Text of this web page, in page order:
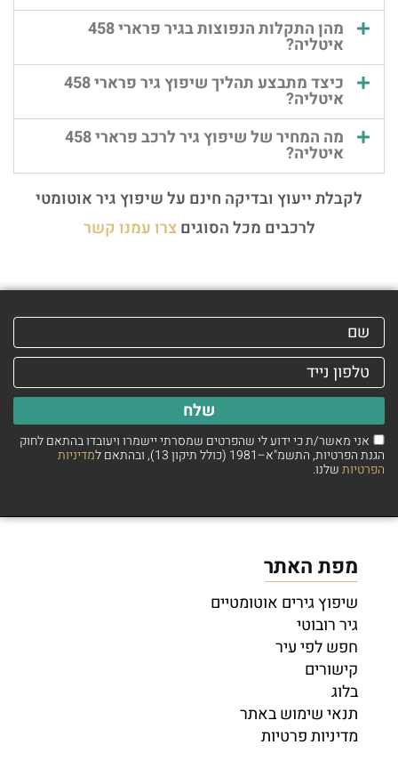
מהן התקלות הנפוצות בגיר פרארי 458
איטליה?
כיצד מתבצע תהליך שיפוץ גיר פרארי 458
איטליה?
מה המחיר של שיפוץ גיר לרכב פרארי 458
איטליה?
לקבלת ייעוץ ובדיקה חינם על שיפוץ גיר אוטומטי
לרכבים מכל הסוגים צרו עמנו קשר
אני מאשר/ת כי ידוע לי שהפרטים שמסרתי יישמרו ויעובדו בהתאם לחוק
הגנת הפרטיות, התשמ"א–1981 (כולל תיקון 13), ובהתאם ל מדיניות
הפרטיותשלנו.
שלח
מפת האתר
שיפוץ גירים אוטומטיים
גיר רובוטי
חפש לפי עיר
קישורים
בלוג
תנאי שימוש באתר
מדיניות פרטיות